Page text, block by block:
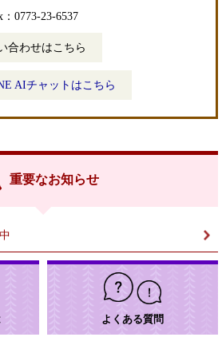
：0773-23-6537
合わせはこちら
AIチャットはこちら
重要なお知らせ
よくある質問